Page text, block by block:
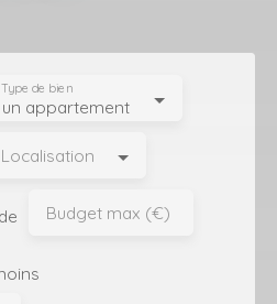
un appartement
Type de bien
Localisation
Budget max (€)